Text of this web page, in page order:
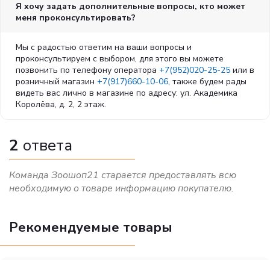
Энергетическая ценность:
Я хочу задать дополнительные вопросы, кто может
меня проконсультировать?
Мы с радостью ответим на ваши вопросы и
проконсультируем с выбором, для этого вы можете
позвонить по телефону оператора +7(952)020-25-25 или в
розничный магазин +7(917)660-10-06, также будем рады
видеть вас лично в магазине по адресу: ул. Академика
Королёва, д. 2, 2 этаж.
2 ответа
Команда Зоошоп21 старается предоставлять всю
необходимую о товаре информацию покупателю.
Рекомендуемые товары